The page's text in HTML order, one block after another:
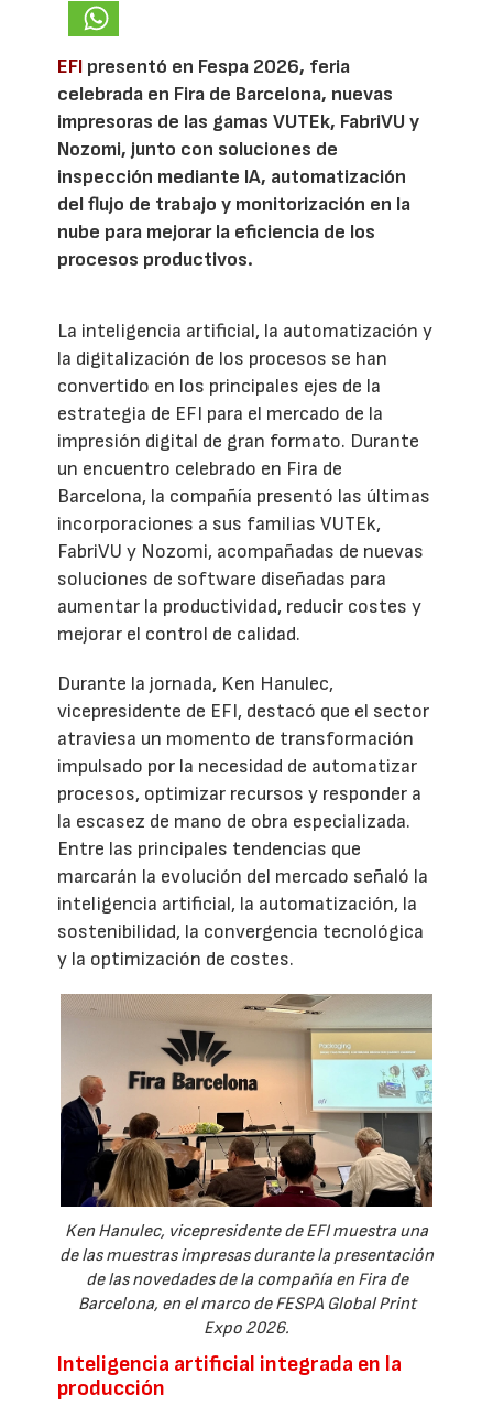
EFI presentó en Fespa 2026, feria
celebrada en Fira de Barcelona, nuevas
impresoras de las gamas VUTEk, FabriVU y
Nozomi, junto con soluciones de
inspección mediante IA, automatización
del flujo de trabajo y monitorización en la
nube para mejorar la eficiencia de los
procesos productivos.
La inteligencia artificial, la automatización y
la digitalización de los procesos se han
convertido en los principales ejes de la
estrategia de EFI para el mercado de la
impresión digital de gran formato. Durante
un encuentro celebrado en Fira de
Barcelona, la compañía presentó las últimas
incorporaciones a sus familias VUTEk,
FabriVU y Nozomi, acompañadas de nuevas
soluciones de software diseñadas para
aumentar la productividad, reducir costes y
mejorar el control de calidad.
Durante la jornada, Ken Hanulec,
vicepresidente de EFI, destacó que el sector
atraviesa un momento de transformación
impulsado por la necesidad de automatizar
procesos, optimizar recursos y responder a
la escasez de mano de obra especializada.
Entre las principales tendencias que
marcarán la evolución del mercado señaló la
inteligencia artificial, la automatización, la
sostenibilidad, la convergencia tecnológica
y la optimización de costes.
Ken Hanulec, vicepresidente de EFI muestra una
de las muestras impresas durante la presentación
de las novedades de la compañía en Fira de
Barcelona, en el marco de FESPA Global Print
Expo 2026.
Inteligencia artificial integrada en la
producción